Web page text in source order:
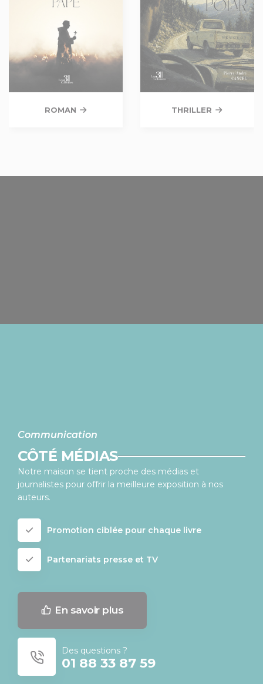
ROMAN THRILLER
Communication
CÔTÉ MÉDIAS
Notre maison se tient proche des médias et
journalistes pour offrir la meilleure exposition à nos
auteurs.
Promotion ciblée pour chaque livre
Partenariats presse et TV
En savoir plus
Des questions ?
01 88 33 87 59